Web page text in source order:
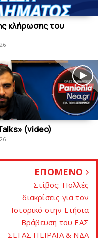
κλήρωσης του
(video)
ΕΠΟΜΕΝΟ
Στίβος: Πολλές
διακρίσεις για τον
Ιστορικό στην Ετήσια
Βράβευση του ΕΑΣ
ΣΕΓΑΣ ΠΕΙΡΑΙΑ & ΝΔΑ